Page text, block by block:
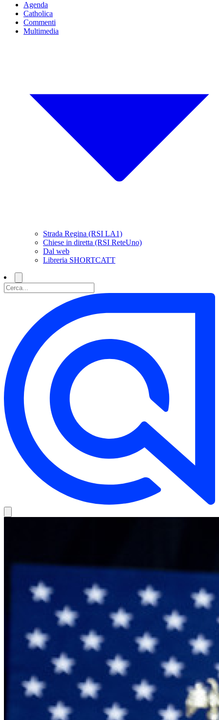
Agenda
Catholica
Commenti
Multimedia
Strada Regina (RSI LA1)
Chiese in diretta (RSI ReteUno)
Dal web
Libreria SHORTCATT